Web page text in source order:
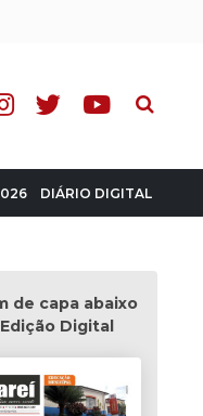
Pesquisa
DIÁRIO DIGITAL
de capa abaixo
Digital